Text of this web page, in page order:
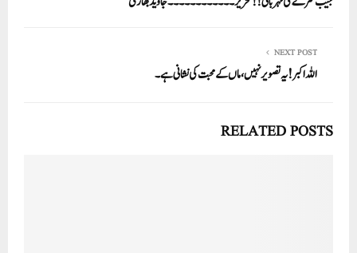
pp
NEXT POST
اللہ اکبر! یہ تصویر نہیں، ماں کے محبت کی نشانی ہے ۔
RELATED POSTS